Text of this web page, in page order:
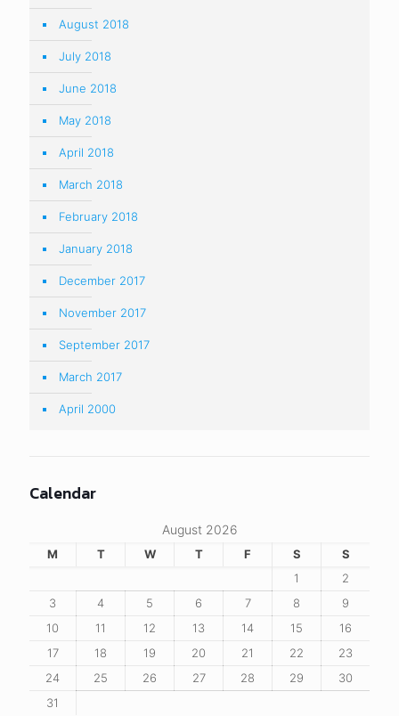
August 2018
July 2018
June 2018
May 2018
April 2018
March 2018
February 2018
January 2018
December 2017
November 2017
September 2017
March 2017
April 2000
Calendar
August 2026
M T W T F S
S
1
2
3
4 5 6 7 8
9
10
11 12 13 14 15
16
17
18 19 20 21 22
23
24
25 26 27 28 29
30
31